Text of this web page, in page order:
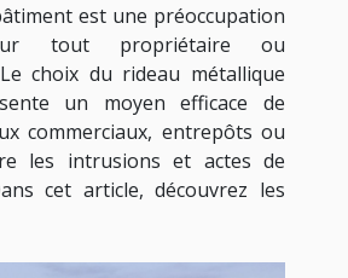
est une préoccupation
tout propriétaire ou
choix du rideau métallique
un moyen efficace de
commerciaux, entrepôts ou
les intrusions et actes de
cet article, découvrez les